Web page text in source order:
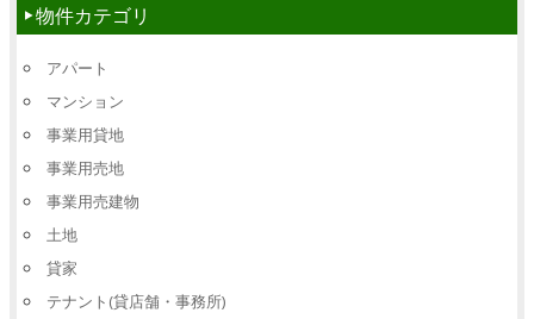
物件カテゴリ
アパート
マンション
事業用貸地
事業用売地
事業用売建物
土地
貸家
テナント(貸店舗・事務所)